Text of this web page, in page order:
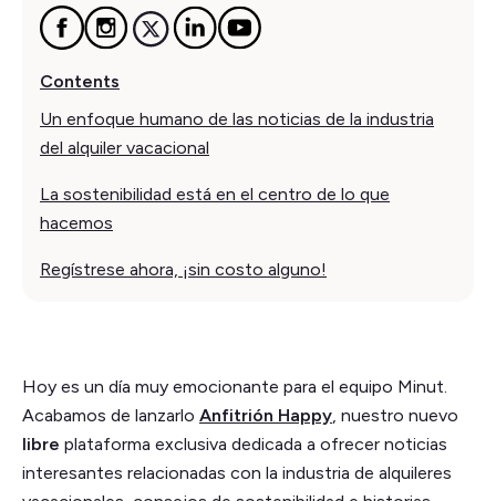
Contents
Un enfoque humano de las noticias de la industria
del alquiler vacacional
La sostenibilidad está en el centro de lo que
hacemos
Regístrese ahora, ¡sin costo alguno!
Hoy es un día muy emocionante para el equipo Minut.
Acabamos de lanzarlo Anfitrión Happy , nuestro nuevo
libre plataforma exclusiva dedicada a ofrecer noticias
interesantes relacionadas con la industria de alquileres